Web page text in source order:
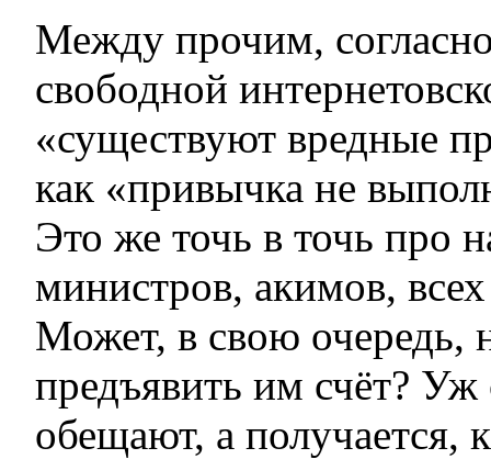
Между прочим,
свободной
«существуют вредные
как «привычка не
Это же точь в точь про
министров, акимов,
Может, в свою очередь,
предъявить им счёт? Уж
обещают, а получается,